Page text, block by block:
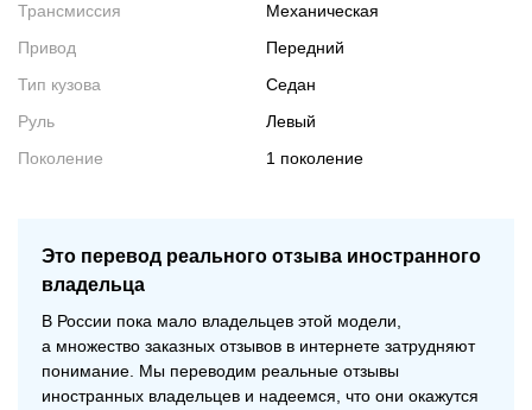
Трансмиссия
Механическая
Привод
Передний
Тип кузова
Седан
Руль
Левый
Поколение
1 поколение
Это перевод реального отзыва иностранного
владельца
В России пока мало владельцев этой модели,
а множество заказных отзывов в интернете затрудняют
понимание. Мы переводим реальные отзывы
иностранных владельцев и надеемся, что они окажутся